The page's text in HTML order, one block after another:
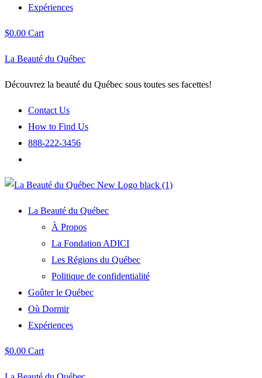
Expériences
$0.00 Cart
La Beauté du Québec
Découvrez la beauté du Québec sous toutes ses facettes!
Contact Us
How to Find Us
888-222-3456
La Beauté du Québec
À Propos
La Fondation ADICI
Les Régions du Québec
Politique de confidentialité
Goûter le Québec
Où Dormir
Expériences
$0.00 Cart